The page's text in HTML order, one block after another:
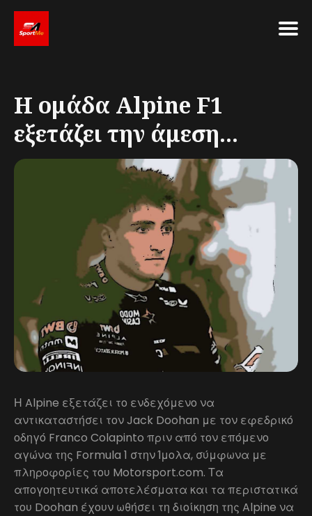
Η ομάδα Alpine F1
εξετάζει την άμεση...
Η Alpine εξετάζει το ενδεχόμενο να
αντικαταστήσει τον Jack Doohan με τον εφεδρικό
οδηγό Franco Colapinto πριν από τον επόμενο
αγώνα της Formula 1 στην Ίμολα, σύμφωνα με
πληροφορίες του Motorsport.com. Τα
απογοητευτικά αποτελέσματα και τα περιστατικά
του Doohan έχουν ωθήσει τη διοίκηση της Alpine να